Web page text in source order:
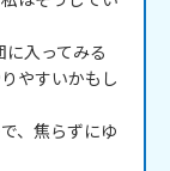
入ってみる
やすいかもし
、焦らずにゆ